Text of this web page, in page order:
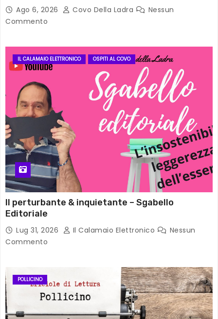
Ago 6, 2026 Covo Della Ladra
Nessun
Commento
IL CALAMAIO ELETTRONICO OSPITI AL COVO
Il perturbante & inquietante – Sgabello
Editoriale
Lug 31, 2026 Il Calamaio Elettronico
Nessun
Commento
POLLICINO